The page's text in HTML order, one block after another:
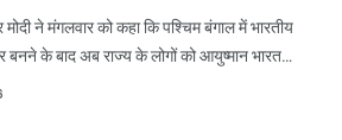
ने मंगलवार को कहा कि पश्चिम बंगाल में भारतीय
बनने के बाद अब राज्य के लोगों को आयुष्मान भारत
उन्होंने जोर देकर कहा कि नयी 'डबल-इंजन सरकार'